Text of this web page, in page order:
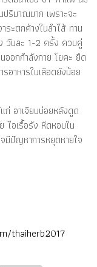
ปริมาณมาก เพราะจะ
ระตกค้างในลำไส้ ทาน
วันละ 1-2 ครั้ง ควบคู่
ออกกำลังกาย โยคะ ยืด
อาหารในเลือดยังน้อย
ก่ อาเจียนบ่อยหลังดูด
ไอเรื้อรัง หืดหอบใน
มีปัญหาการหยุดหายใจ
thaiherb2017